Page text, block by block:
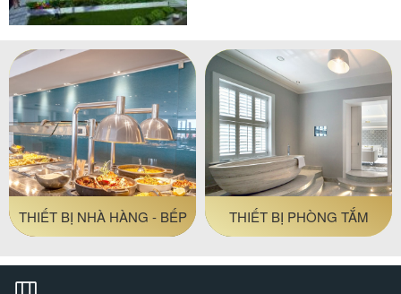
#ô dù ngoài trời
ĐỒ AMENITIES KHÁCH
SẠN
THIẾT BỊ VỆ SINH